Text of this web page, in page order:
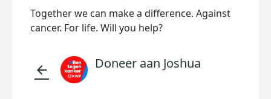
Together we can make a difference. Against
cancer. For life. Will you help?
arrow_back Doneer aan Joshua